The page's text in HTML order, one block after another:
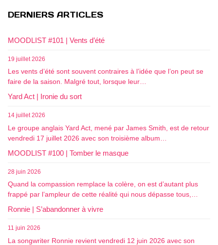
DERNIERS ARTICLES
MOODLIST #101 | Vents d’été
19 juillet 2026
Les vents d’été sont souvent contraires à l’idée que l’on peut se
faire de la saison. Malgré tout, lorsque leur…
Yard Act | Ironie du sort
14 juillet 2026
Le groupe anglais Yard Act, mené par James Smith, est de retour
vendredi 17 juillet 2026 avec son troisième album…
MOODLIST #100 | Tomber le masque
28 juin 2026
Quand la compassion remplace la colère, on est d’autant plus
frappé par l’ampleur de cette réalité qui nous dépasse tous,…
Ronnie | S’abandonner à vivre
11 juin 2026
La songwriter Ronnie revient vendredi 12 juin 2026 avec son